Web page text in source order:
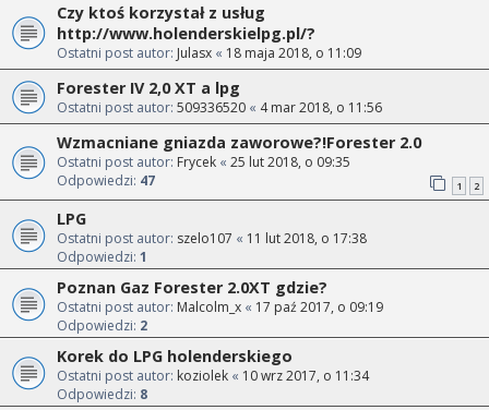
Czy ktoś korzystał z usług
http://www.holenderskielpg.pl/?
Ostatni post autor: Julasx « 18 maja 2018, o 11:09
Forester IV 2,0 XT a lpg
Ostatni post autor: 509336520 « 4 mar 2018, o 11:56
Wzmacniane gniazda zaworowe?!Forester 2.0
Ostatni post autor: Frycek « 25 lut 2018, o 09:35
Odpowiedzi: 47 1 2
LPG
Ostatni post autor: szelo107 « 11 lut 2018, o 17:38
Odpowiedzi: 1
Poznan Gaz Forester 2.0XT gdzie?
Ostatni post autor: Malcolm_x « 17 paź 2017, o 09:19
Odpowiedzi: 2
Korek do LPG holenderskiego
Ostatni post autor: koziolek « 10 wrz 2017, o 11:34
Odpowiedzi: 8